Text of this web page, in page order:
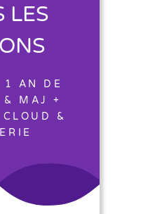
LES
1 AN DE
& MAJ +
&